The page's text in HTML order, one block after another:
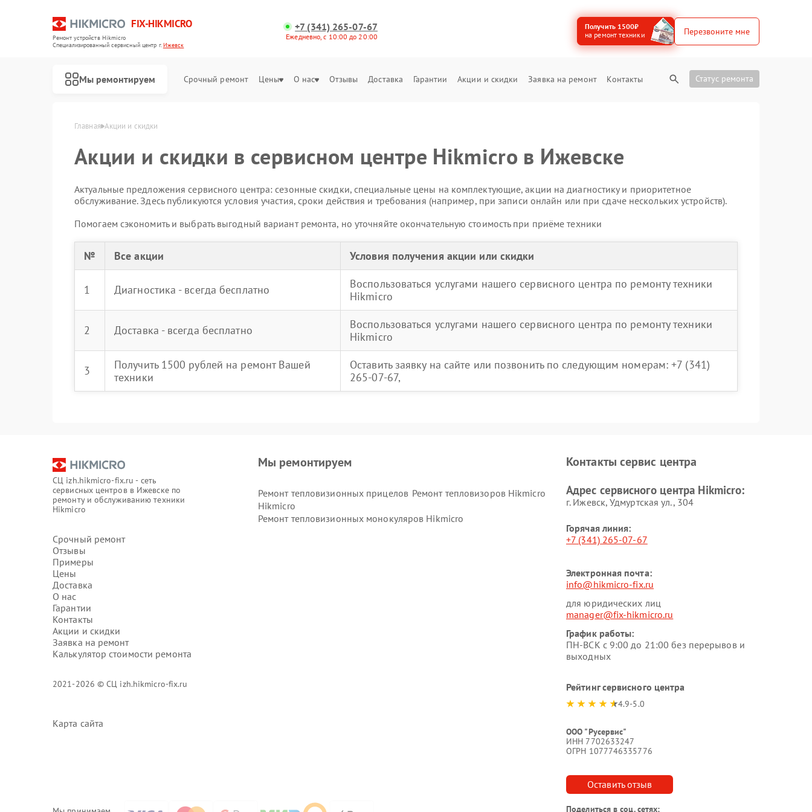
FIX-HIKMICRO
Ремонт устройств Hikmicro
Специализированный cервисный центр г.Ижевск
+7 (341) 265-07-67
Ежедневно, с 10:00 до 20:00
Получить 1500₽
на ремонт техники
Перезвоните мне
Мы ремонтируем Срочный ремонт Цены О нас Отзывы Доставка Гарантии Акции и скидки Заявка на ремонт Контакты Статус ремонта
Главная Акции и скидки
Акции и скидки в сервисном центре Hikmicro в Ижевске
Актуальные предложения сервисного центра: сезонные скидки, специальные цены на комплектующие, акции на диагностику и приоритетное
обслуживание. Здесь публикуются условия участия, сроки действия и требования (например, при записи онлайн или при сдаче нескольких устройств).
Помогаем сэкономить и выбрать выгодный вариант ремонта, но уточняйте окончательную стоимость при приёме техники
№ Все акции Условия получения акции или скидки
1 Диагностика - всегда бесплатно
Воспользоваться услугами нашего сервисного центра по ремонту техники
Hikmicro
2 Доставка - всегда бесплатно
Воспользоваться услугами нашего сервисного центра по ремонту техники
Hikmicro
3
Получить 1500 рублей на ремонт Вашей
техники
Оставить заявку на сайте или позвонить по следующим номерам: +7 (341)
265-07-67,
СЦ izh.hikmicro-fix.ru - сеть
сервисных центров в Ижевске по
ремонту и обслуживанию техники
Hikmicro
Срочный ремонт
Отзывы
Примеры
Цены
Доставка
О нас
Гарантии
Контакты
Акции и скидки
Заявка на ремонт
Калькулятор стоимости ремонта
2021-2026 © СЦ izh.hikmicro-fix.ru
Карта сайта
Мы ремонтируем
Ремонт тепловизионных прицелов
Hikmicro
Ремонт тепловизоров Hikmicro
Ремонт тепловизионных монокуляров Hikmicro
Контакты сервис центра
Адрес сервисного центра Hikmicro:
г. Ижевск, Удмуртская ул., 304
Горячая линия:
+7 (341) 265-07-67
Электронная почта:
info@hikmicro-fix.ru
для юридических лиц
manager@fix-hikmicro.ru
График работы:
ПН-ВСК с 9:00 до 21:00 без перерывов и
выходных
Рейтинг сервисного центра
4.9-5.0
ООО "Русервис"
ИНН 7702633247
ОГРН 1077746335776
Оставить отзыв
Поделиться в соц. сетях: